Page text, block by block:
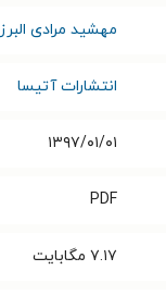
مهشید مرادی
انتشارات آتیسا
۱۳۹۷/۰۱/۰۱
PDF
۷.۱۷ مگابایت